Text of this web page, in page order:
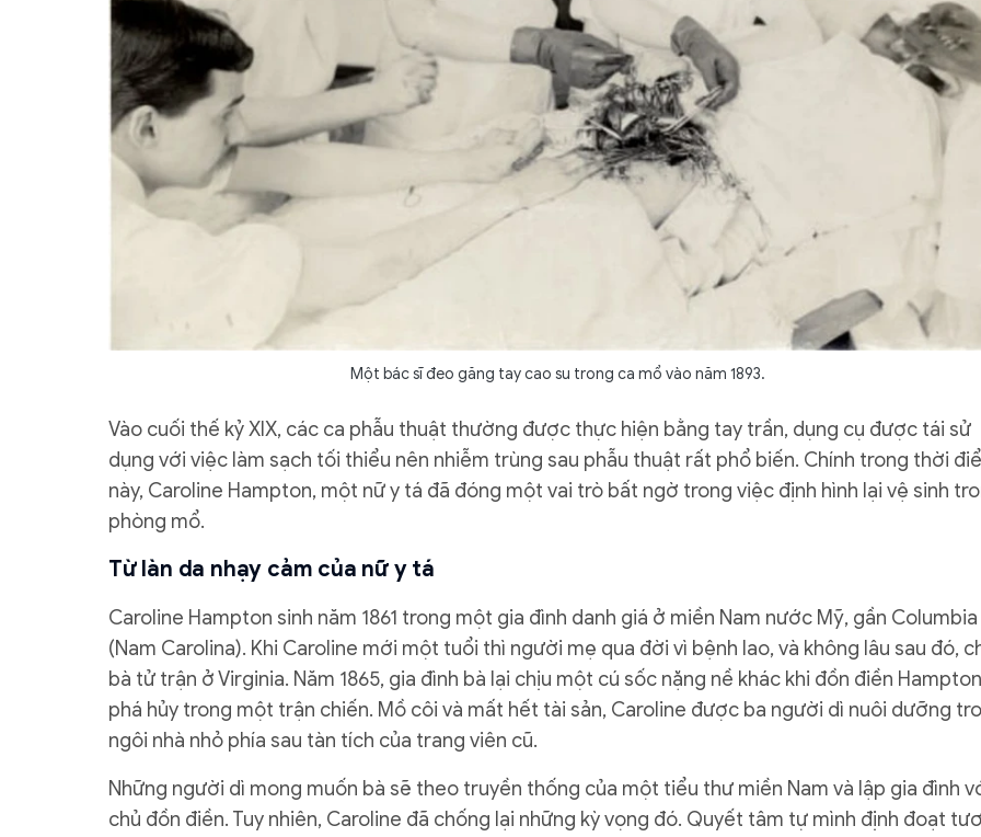
Một bác sĩ đeo găng tay cao su trong ca mổ vào năm 1893.
Vào cuối thế kỷ XIX, các ca phẫu thuật thường được thực hiện bằng tay trần, dụng cụ được tái sử
dụng với việc làm sạch tối thiểu nên nhiễm trùng sau phẫu thuật rất phổ biến. Chính trong thời
này, Caroline Hampton, một nữ y tá đã đóng một vai trò bất ngờ trong việc định hình lại vệ sinh
phòng mổ.
Từ làn da nhạy cảm của nữ y tá
Caroline Hampton sinh năm 1861 trong một gia đình danh giá ở miền Nam nước Mỹ, gần Columbia
(Nam Carolina). Khi Caroline mới một tuổi thì người mẹ qua đời vì bệnh lao, và không lâu sau đó,
bà tử trận ở Virginia. Năm 1865, gia đình bà lại chịu một cú sốc nặng nề khác khi đồn điền
phá hủy trong một trận chiến. Mồ côi và mất hết tài sản, Caroline được ba người dì nuôi dưỡng
ngôi nhà nhỏ phía sau tàn tích của trang viên cũ.
Những người dì mong muốn bà sẽ theo truyền thống của một tiểu thư miền Nam và lập gia đình
chủ đồn điền. Tuy nhiên, Caroline đã chống lại những kỳ vọng đó. Quyết tâm tự mình định đoạt